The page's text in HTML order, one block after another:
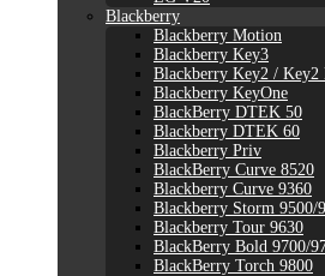
Blackberry
Blackberry Motion
Blackberry Key3
Blackberry Key2 / Key2
Blackberry KeyOne
BlackBerry DTEK 50
Blackberry DTEK 60
Blackberry Priv
BlackBerry Curve 8520
Blackberry Curve 9360
Blackberry Storm 9500/
Blackberry Tour 9630
BlackBerry Bold 9700/
BlackBerry Torch 9800